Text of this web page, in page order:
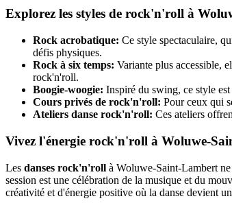
Explorez les styles de rock'n'roll à
Rock acrobatique: Ce style spectaculaire,
défis physiques.
Rock à six temps: Variante plus accessible,
rock'n'roll.
Boogie-woogie: Inspiré du swing, ce style
Cours privés de rock'n'roll: Pour ceux qui
Ateliers danse rock'n'roll: Ces ateliers
Vivez l'énergie rock'n'roll à Woluwe-
Les danses rock'n'roll à Woluwe-Saint-Lambert
session est une célébration de la musique et du
créativité et d'énergie positive où la danse devient